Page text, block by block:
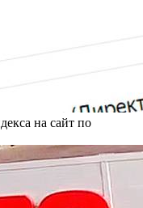
на сайт по